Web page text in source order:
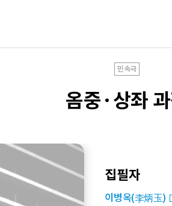
민속극
옴중·상좌
집필자
이병옥(李炳玉)